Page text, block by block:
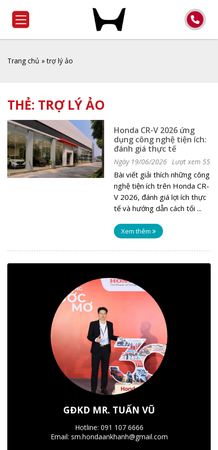
Trang chủ »trợ lý ảo
THẺ: TRỢ LÝ ẢO
Honda CR-V 2026 ứng
dụng công nghệ tiện ích:
đánh giá thực tế
Ngày 19/06/2026 Lượt xem 55
Bài viết giải thích những công
nghệ tiện ích trên Honda CR-
V 2026, đánh giá lợi ích thực
tế và hướng dẫn cách tối ...
Xem thêm
GĐKD MR. TUẤN VŨ
Hotline: 091 107 6666
Email: sm.hondaankhanh@gmail.com